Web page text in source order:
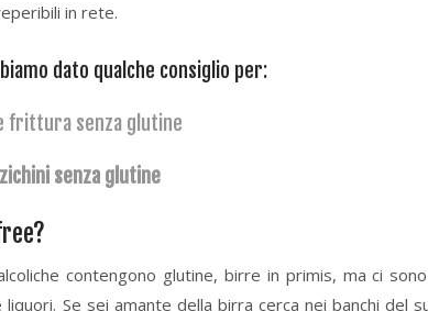
in rete.
dato qualche consiglio per:
frittura senza glutine
senza glutine
contengono glutine, birre in primis, ma ci
liquori. Se sei amante della birra cerca nei banchi del